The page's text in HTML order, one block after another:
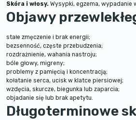
Skóra i włosy. Wysypki, egzema, wypadanie
Objawy
stałe zmęczenie i brak energii;
bezsenność, częste przebudzenia;
rozdrażnienie, wahania nastroju;
bóle głowy, migreny;
problemy z pamięcią i koncentracją;
kołatanie serca, ucisk w klatce piersiowej;
wzdęcia, skurcze, biegunka lub zaparcia;
objadanie się lub brak apetytu.
Długoterminowe